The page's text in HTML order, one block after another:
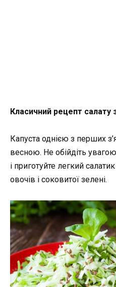
Класичний рецепт салату
Капуста однією з перших
весною. Не обійдіть
і приготуйте легкий
овочів і соковитої зелені.